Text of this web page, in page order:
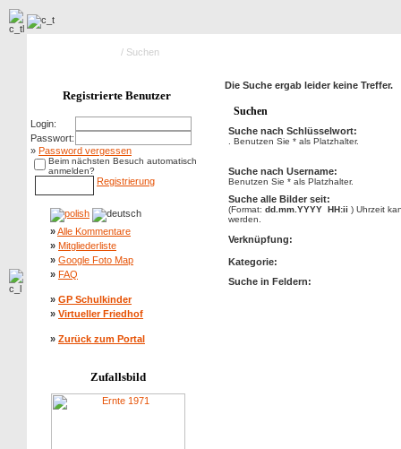
/ Suchen
Registrierte Benutzer
Login:
Passwort:
» Password vergessen
Beim nächsten Besuch automatisch
anmelden?
Registrierung
»Alle Kommentare
» Mitgliederliste
» Google Foto Map
» FAQ
» GP Schulkinder
» Virtueller Friedhof
» Zurück zum Portal
Zufallsbild
Die Suche ergab leider keine Treffer.
Suchen
Suche nach Schlüsselwort:
. Benutzen Sie * als Platzhalter.
Suche nach Username:
Benutzen Sie * als Platzhalter.
Suche alle Bilder seit:
(Format: dd.mm.YYYY HH:ii ) Uhrzeit
werden.
Verknüpfung:
Kategorie:
Suche in Feldern: